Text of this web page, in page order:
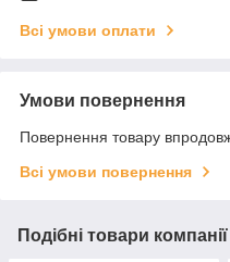
Всі умови оплати
Умови повернення
Повернення товару
Всі умови повернення
Подібні товари компанії